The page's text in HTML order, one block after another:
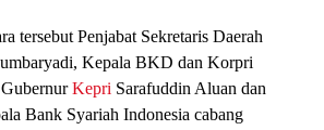
tersebut Penjabat Sekretaris Daerah
Kepala BKD dan Korpri
Kepri Sarafuddin Aluan dan
Bank Syariah Indonesia cabang